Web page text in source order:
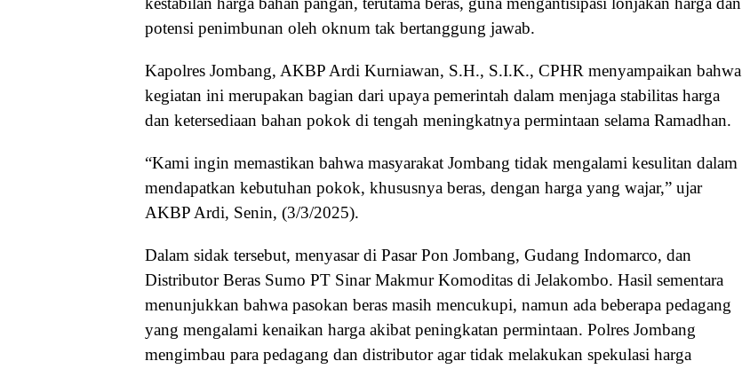
potensi penimbunan oleh oknum tak bertanggung jawab.
Kapolres Jombang, AKBP Ardi Kurniawan, S.H., S.I.K., CPHR menyampaikan bahwa
kegiatan ini merupakan bagian dari upaya pemerintah dalam menjaga stabilitas harga
dan ketersediaan bahan pokok di tengah meningkatnya permintaan selama Ramadhan.
“Kami ingin memastikan bahwa masyarakat Jombang tidak mengalami kesulitan dalam
mendapatkan kebutuhan pokok, khususnya beras, dengan harga yang wajar,” ujar
AKBP Ardi, Senin, (3/3/2025).
Dalam sidak tersebut, menyasar di Pasar Pon Jombang, Gudang Indomarco, dan
Distributor Beras Sumo PT Sinar Makmur Komoditas di Jelakombo. Hasil sementara
menunjukkan bahwa pasokan beras masih mencukupi, namun ada beberapa pedagang
yang mengalami kenaikan harga akibat peningkatan permintaan. Polres Jombang
mengimbau para pedagang dan distributor agar tidak melakukan spekulasi harga